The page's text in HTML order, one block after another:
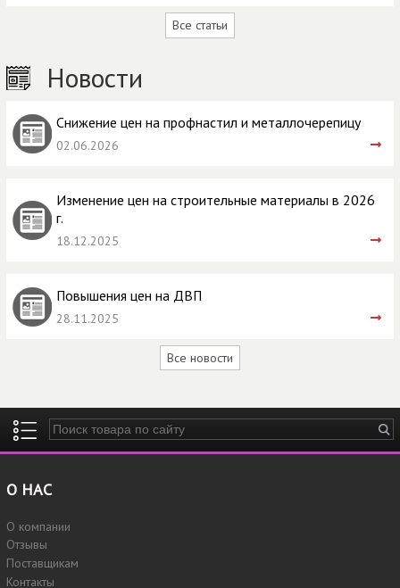
Все статьи
Новости
Снижение цен на профнастил и металлочерепицу
02.06.2026
Изменение цен на строительные материалы в 2026
г.
18.12.2025
Повышения цен на ДВП
28.11.2025
Все новости
Введите ключевые слова для поиска
О НАС
О компании
Отзывы
Поставщикам
Контакты